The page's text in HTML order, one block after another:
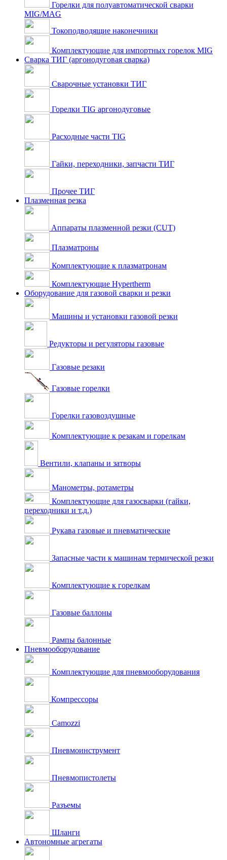
Горелки для полуавтоматической сварки
MIG/MAG
Токоподводящие наконечники
Комплектующие для импортных горелок MIG
Сварка ТИГ (аргонодуговая сварка)
Сварочные установки ТИГ
Горелки TIG аргонодуговые
Расходные части TIG
Гайки, переходники, запчасти ТИГ
Прочее ТИГ
Плазменная резка
Аппараты плазменной резки (CUT)
Плазматроны
Комплектующие к плазматронам
Комплектующие Hypertherm
Оборудование для газовой сварки и резки
Машины и установки газовой резки
Редукторы и регуляторы газовые
Газовые резаки
Газовые горелки
Горелки газовоздушные
Комплектующие к резакам и горелкам
Вентили, клапаны и затворы
Манометры, ротаметры
Комплектующие для газосварки (гайки,
переходники и т.д.)
Рукава газовые и пневматические
Запасные части к машинам термической резки
Комплектующие к горелкам
Газовые баллоны
Рампы балонные
Пневмооборудование
Комплектующие для пневмооборудования
Компрессоры
Camozzi
Пневмоинструмент
Пневмопистолеты
Разъемы
Шланги
Автономные агрегаты